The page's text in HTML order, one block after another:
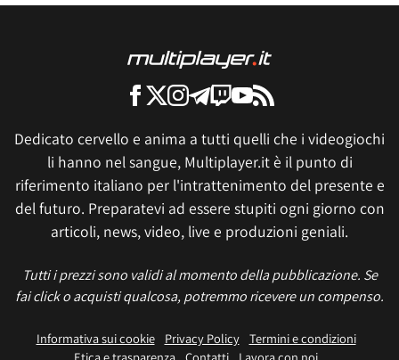
Dedicato cervello e anima a tutti quelli che i videogiochi
li hanno nel sangue, Multiplayer.it è il punto di
riferimento italiano per l'intrattenimento del presente e
del futuro. Preparatevi ad essere stupiti ogni giorno con
articoli, news, video, live e produzioni geniali.
Tutti i prezzi sono validi al momento della pubblicazione. Se
fai click o acquisti qualcosa, potremmo ricevere un compenso.
Informativa sui cookie Privacy Policy
Termini e condizioni
Etica e trasparenza Contatti Lavora con noi